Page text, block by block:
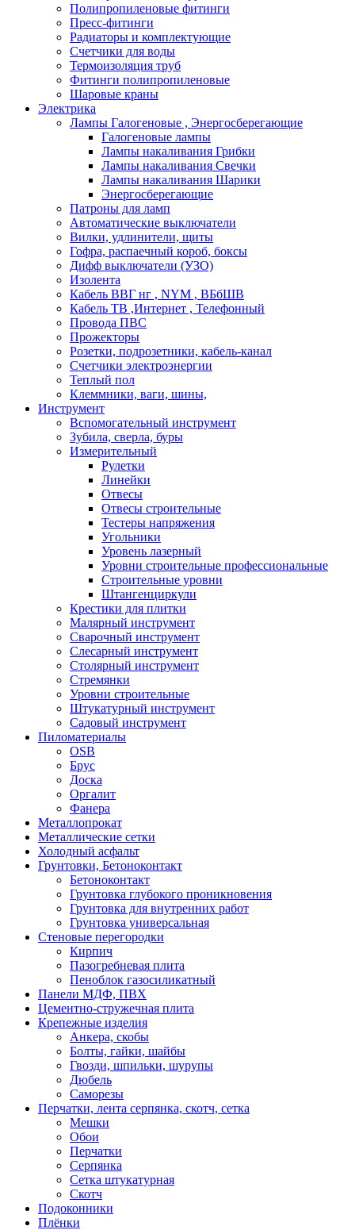
Полипропиленовые фитинги
Пресс-фитинги
Радиаторы и комплектующие
Счетчики для воды
Термоизоляция труб
Фитинги полипропиленовые
Шаровые краны
Электрика
Лампы Галогеновые , Энергосберегающие
Галогеновые лампы
Лампы накаливания Грибки
Лампы накаливания Свечки
Лампы накаливания Шарики
Энергосберегающие
Патроны для ламп
Автоматические выключатели
Вилки, удлинители, щиты
Гофра, распаечный короб, боксы
Дифф выключатели (УЗО)
Изолента
Кабель ВВГ нг , NYM , ВБбШВ
Кабель ТВ ,Интернет , Телефонный
Провода ПВС
Прожекторы
Розетки, подрозетники, кабель-канал
Счетчики электроэнергии
Теплый пол
Клеммники, ваги, шины,
Инструмент
Вспомогательный инструмент
Зубила, сверла, буры
Измерительный
Рулетки
Линейки
Отвесы
Отвесы строительные
Тестеры напряжения
Угольники
Уровень лазерный
Уровни строительные профессиональные
Строительные уровни
Штангенциркули
Крестики для плитки
Малярный инструмент
Сварочный инструмент
Слесарный инструмент
Столярный инструмент
Стремянки
Уровни строительные
Штукатурный инструмент
Садовый инструмент
Пиломатериалы
OSB
Брус
Доска
Оргалит
Фанера
Металлопрокат
Металлические сетки
Холодный асфальт
Грунтовки, Бетоноконтакт
Бетоноконтакт
Грунтовка глубокого проникновения
Грунтовка для внутренних работ
Грунтовка универсальная
Стеновые перегородки
Кирпич
Пазогребневая плита
Пеноблок газосиликатный
Панели МДФ, ПВХ
Цементно-стружечная плита
Крепежные изделия
Анкера, скобы
Болты, гайки, шайбы
Гвозди, шпильки, шурупы
Дюбель
Саморезы
Перчатки, лента серпянка, скотч, сетка
Мешки
Обои
Перчатки
Серпянка
Сетка штукатурная
Скотч
Подоконники
Плёнки